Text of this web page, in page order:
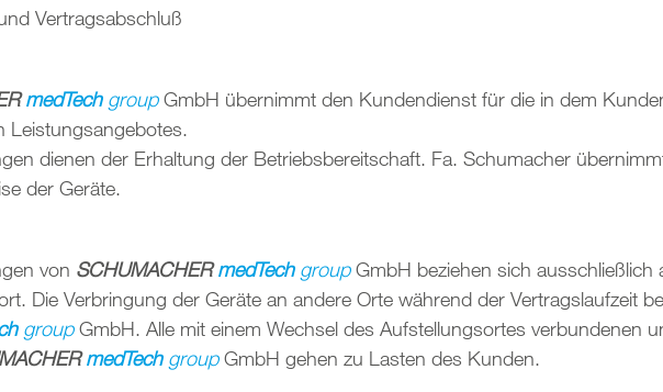
Vertragsabschluß
medTechgroupGmbH übernimmt den Kundendienst für die in dem
Leistungsangebotes.
dienen der Erhaltung der Betriebsbereitschaft. Fa. Schumacher
der Geräte.
von SCHUMACHERmedTechgroupGmbH beziehen sich
Die Verbringung der Geräte an andere Orte während der Vertragslaufzeit
groupGmbH. Alle mit einem Wechsel des Aufstellungsortes verbundenen
medTechgroupGmbH gehen zu Lasten des Kunden.